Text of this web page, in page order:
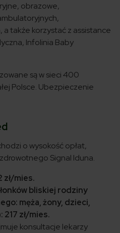
obrazowe,
także korzystać z assistance
Infolinia Baby
są w sieci 400
Polsce. Ubezpieczenie
o wysokość opłat,
Signal Iduna.
mies.
bliskiej rodziny
męża, żony, dzieci,
zł/mies.
konsultacje lekarzy